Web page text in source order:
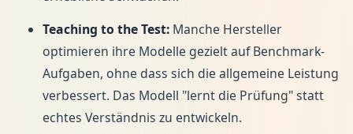
Teaching to the Test:Manche Hersteller
optimieren ihre Modelle gezielt auf Benchmark-
Aufgaben, ohne dass sich die allgemeine Leistung
verbessert. Das Modell "lernt die Prüfung" statt
echtes Verständnis zu entwickeln.